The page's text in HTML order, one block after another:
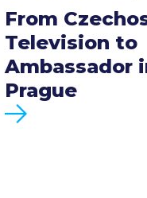
From
Television to
Ambassador
Prague